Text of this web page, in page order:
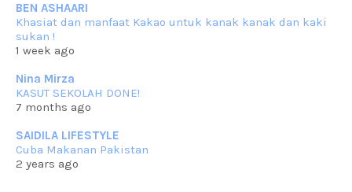
Jun 23 2023
RESIPI SAMBAL PARU
Assalammualaikum, salam sejahtera semua. Lama betul che mat tak
Jun 20 2023
RESIPI PISANG MUDA MASAK LEMAK
lemak ni che mat... read more
Mar 07 2023
BEN ASHAARI
Khasiat dan manfaat Kakao untuk kanak kanak dan kaki
sukan !
1 week ago
Nina Mirza
KASUT SEKOLAH DONE!
7 months ago
SAIDILA LIFESTYLE
Cuba Makanan Pakistan
2 years ago